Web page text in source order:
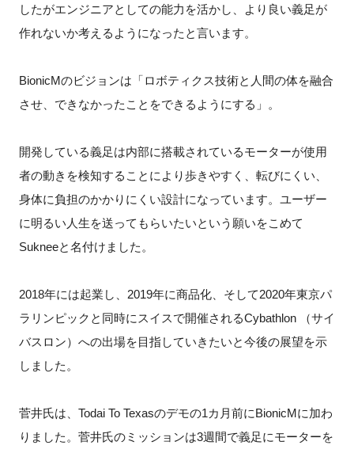
したがエンジニアとしての能力を活かし、より良い義足が
作れないか考えるようになったと言います。
BionicMのビジョンは「ロボティクス技術と人間の体を融合
させ、できなかったことをできるようにする」。
開発している義足は内部に搭載されているモーターが使用
者の動きを検知することにより歩きやすく、転びにくい、
身体に負担のかかりにくい設計になっています。ユーザー
に明るい人生を送ってもらいたいという願いをこめて
Sukneeと名付けました。
2018年には起業し、2019年に商品化、そして2020年東京パ
ラリンピックと同時にスイスで開催されるCybathlon （サイ
バスロン）への出場を目指していきたいと今後の展望を示
しました。
菅井氏は、Todai To Texasのデモの1カ月前にBionicMに加わ
りました。菅井氏のミッションは3週間で義足にモーターを